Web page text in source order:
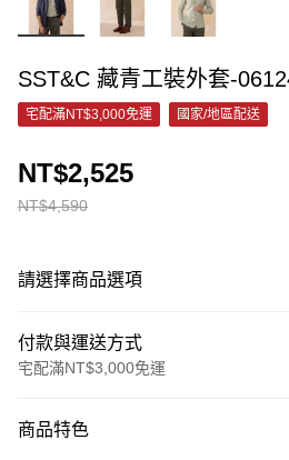
SST&C 藏青工裝外套-
宅配滿NT$3,000免運 國家/地區配送
NT$4,590
NT$2,525
請選擇商品選項
付款與運送方式
宅配滿NT$3,000免運
信用卡一次付款
商品特色